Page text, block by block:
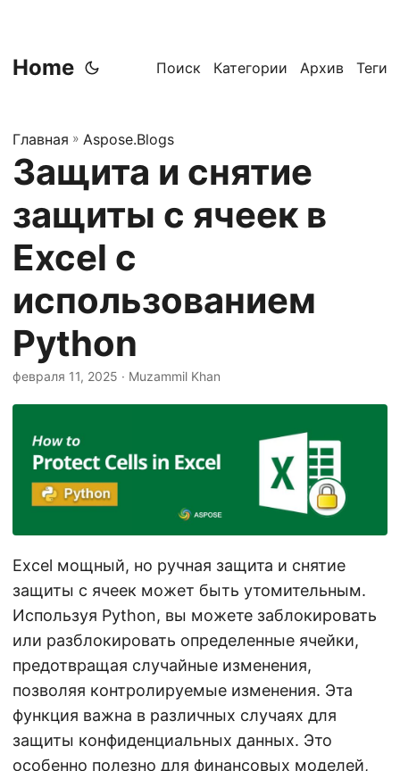
Home Поиск Категории Архив Теги
Главная » Aspose.Blogs
Защита и снятие
защиты с ячеек в
Excel с
использованием
Python
февраля 11, 2025 · Muzammil Khan
Excel мощный, но ручная защита и снятие
защиты с ячеек может быть утомительным.
Используя Python, вы можете заблокировать
или разблокировать определенные ячейки,
предотвращая случайные изменения,
позволяя контролируемые изменения. Эта
функция важна в различных случаях для
защиты конфиденциальных данных. Это
особенно полезно для финансовых моделей,